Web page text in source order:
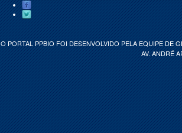
O PORTAL PPBIO FOI DESENVOLVIDO PELA EQUIPE DE
AV. ANDRÉ